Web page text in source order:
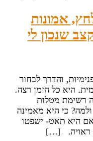
אמונות
שנכון לי
והדרך לבחור
היא כל הזמן רצה.
רשימת מטלות
כי היא מאמינה
היא תאט- ישפטו
ראויה. […]